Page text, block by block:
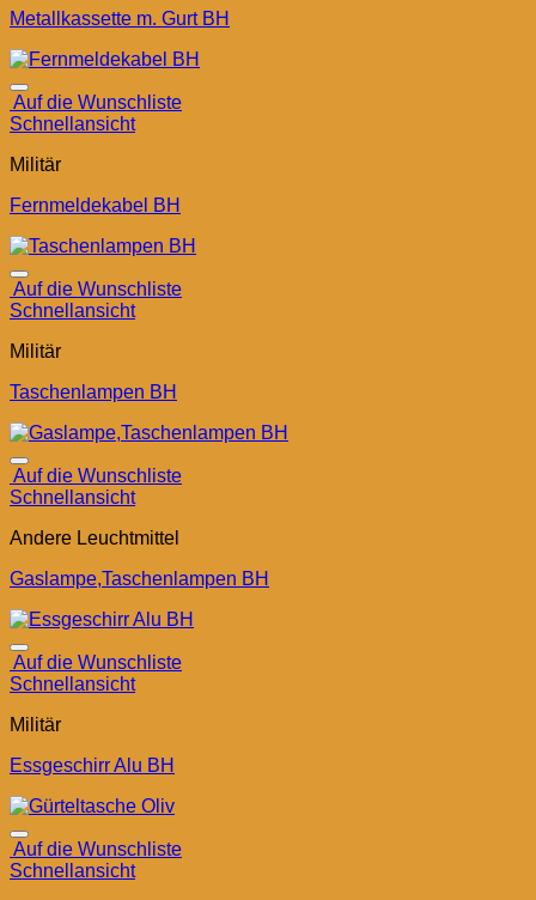
Metallkassette m. Gurt BH
Auf die Wunschliste
Schnellansicht
Militär
Fernmeldekabel BH
Auf die Wunschliste
Schnellansicht
Militär
Taschenlampen BH
Auf die Wunschliste
Schnellansicht
Andere Leuchtmittel
Gaslampe,Taschenlampen BH
Auf die Wunschliste
Schnellansicht
Militär
Essgeschirr Alu BH
Auf die Wunschliste
Schnellansicht